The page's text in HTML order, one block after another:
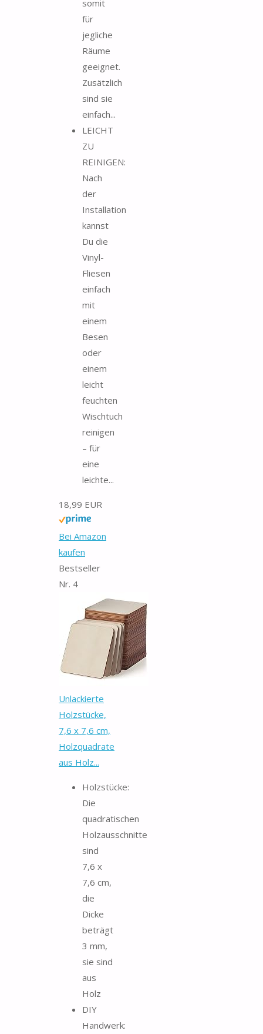
somit
für
jegliche
Räume
geeignet.
Zusätzlich
sind sie
einfach...
LEICHT
ZU
REINIGEN:
Nach
der
Installation
kannst
Du die
Vinyl-
Fliesen
einfach
mit
einem
Besen
oder
einem
leicht
feuchten
Wischtuch
reinigen
– für
eine
leichte...
18,99 EUR
Bei Amazon
kaufen
Bestseller
Nr. 4
Unlackierte
Holzstücke,
7,6 x 7,6 cm,
Holzquadrate
aus Holz...
Holzstücke:
Die
quadratischen
Holzausschnitte
sind
7,6 x
7,6 cm,
die
Dicke
beträgt
3 mm,
sie sind
aus
Holz
DIY
Handwerk: